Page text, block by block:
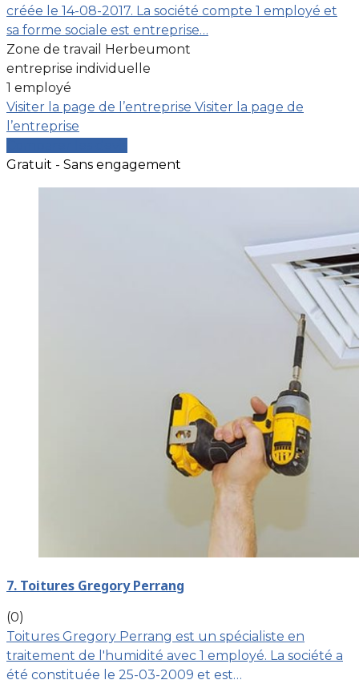
créée le 14-08-2017. La société compte 1 employé et
sa forme sociale est entreprise…
Zone de travail Herbeumont
entreprise individuelle
1 employé
Visiter la page de l’entreprise Visiter la page de
l’entreprise
Gratuit - Sans engagement
7. Toitures Gregory Perrang
(0)
Toitures Gregory Perrang est un spécialiste en
traitement de l'humidité avec 1 employé. La société a
été constituée le 25-03-2009 et est…